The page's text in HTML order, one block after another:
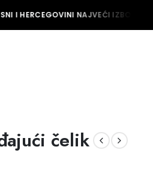
I HERCEGOVINI NAJVEĆI IZBOR
čelik